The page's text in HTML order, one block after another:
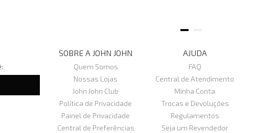
SOBRE A JOHN JOHN
Quem Somos
Nossas Lojas
John John Club
Política de Privacidade
Painel de Privacidade
Central de Preferências
AJUDA
FAQ
Central de Atendimento
Minha Conta
Trocas e Devoluções
Regulamentos
Seja um Revendedor